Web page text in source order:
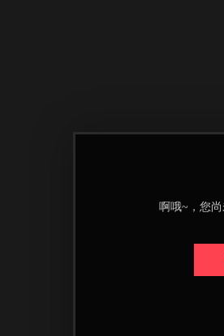
啊哦~，您